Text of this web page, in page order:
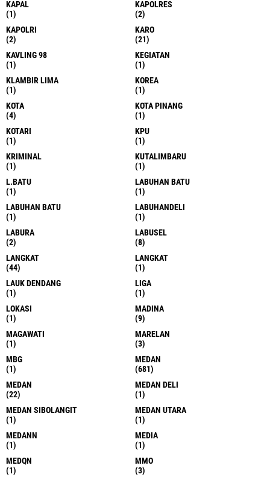
KAPAL
(1)
KAPOLRES
(2)
KAPOLRI
(2)
KARO
(21)
KAVLING 98
(1)
KEGIATAN
(1)
KLAMBIR LIMA
(1)
KOREA
(1)
KOTA
(4)
KOTA PINANG
(1)
KOTARI
(1)
KPU
(1)
KRIMINAL
(1)
KUTALIMBARU
(1)
L.BATU
(1)
LABUHAN BATU
(1)
LABUHAN BATU
(1)
LABUHANDELI
(1)
LABURA
(2)
LABUSEL
(8)
LANGKAT
(44)
LANGKAT
(1)
LAUK DENDANG
(1)
LIGA
(1)
LOKASI
(1)
MADINA
(9)
MAGAWATI
(1)
MARELAN
(3)
MBG
(1)
MEDAN
(681)
MEDAN
(22)
MEDAN DELI
(1)
MEDAN SIBOLANGIT
(1)
MEDAN UTARA
(1)
MEDANN
(1)
MEDIA
(1)
MEDQN
(1)
MMO
(3)